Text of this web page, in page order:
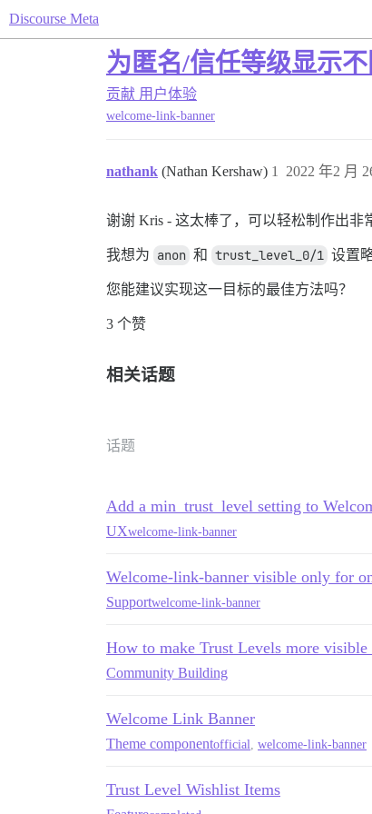
Discourse Meta
为匿名/信任等级显示
贡献 用户体验
welcome-link-banner
nathank (Nathan Kershaw) 2022 年2 月
1
谢谢 Kris - 这太棒了，可以轻松制作出非
我想为 anon 和 trust_level_0/1 设置
您能建议实现这一目标的最佳方法吗？
3 个赞
相关话题
话题
Add a min_trust_level setting to
UXwelcome-link-banner
Welcome-link-banner visible only for
Supportwelcome-link-banner
How to make Trust Levels more visible
Community Building
Welcome Link Banner
Theme componentofficial welcome-link-banner
Trust Level Wishlist Items